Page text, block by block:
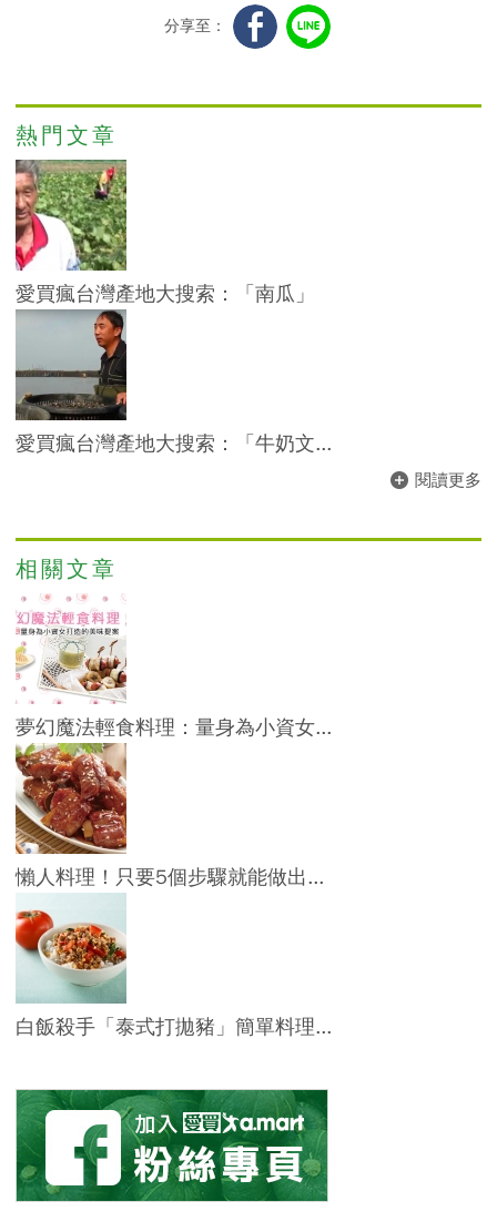
分享至：
熱門文章
愛買瘋台灣產地大搜索：「南瓜」
愛買瘋台灣產地大搜索：「牛奶文...
閱讀更多
相關文章
夢幻魔法輕食料理：量身為小資女...
懶人料理！只要5個步驟就能做出...
白飯殺手「泰式打拋豬」簡單料理...